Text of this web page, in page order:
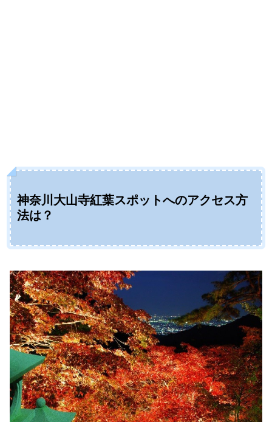
神奈川大山寺紅葉スポットへのアクセス方
法は？